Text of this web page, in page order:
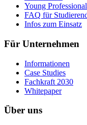
Young
FAQ für
Infos zum Einsatz
Für Unternehmen
Informationen
Case Studies
Fachkraft 2030
Whitepaper
Über uns